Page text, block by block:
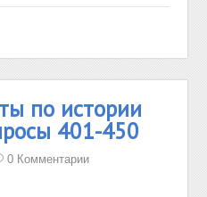
по истории
401-450
0 Комментарии